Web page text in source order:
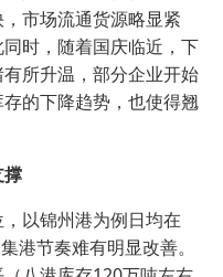
市场流通货源略显紧
时，随着国庆临近，下
所升温，部分企业开始
的下降趋势，也使得翘
以锦州港为例日均在
港节奏难有明显改善。